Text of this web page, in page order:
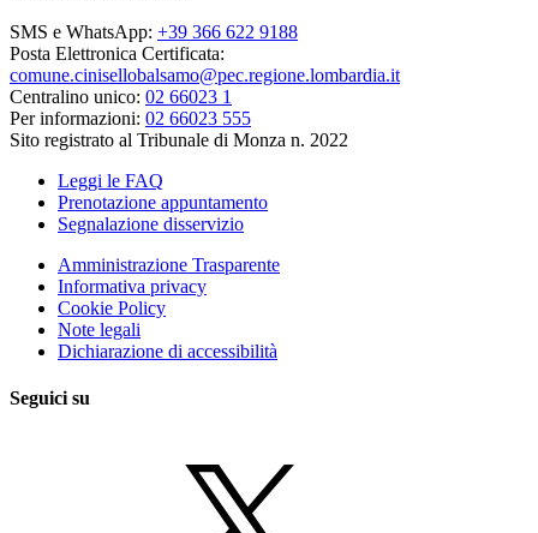
SMS e WhatsApp: +39 366 622 9188
Posta Elettronica Certificata:
comune.cinisellobalsamo@pec.regione.lombardia.it
Centralino unico: 02 66023 1
Per informazioni: 02 66023 555
Sito registrato al Tribunale di Monza n. 2022
Leggi le FAQ
Prenotazione appuntamento
Segnalazione disservizio
Amministrazione Trasparente
Informativa privacy
Cookie Policy
Note legali
Dichiarazione di accessibilità
Seguici su